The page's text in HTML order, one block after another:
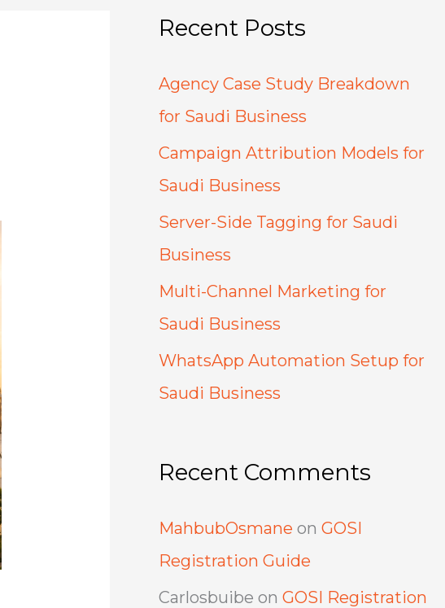
Recent Posts
Agency Case Study Breakdown
for Saudi Business
Campaign Attribution Models for
Saudi Business
Server-Side Tagging for Saudi
Business
Multi-Channel Marketing for
Saudi Business
WhatsApp Automation Setup for
Saudi Business
Recent Comments
MahbubOsmane on GOSI
Registration Guide
Carlosbuibe on GOSI Registration